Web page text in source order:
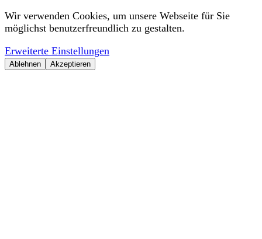
Wir verwenden Cookies, um unsere Webseite für Sie
möglichst benutzerfreundlich zu gestalten.
Erweiterte Einstellungen
Ablehnen Akzeptieren